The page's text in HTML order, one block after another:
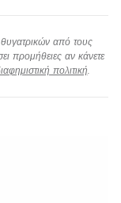
από τους
προμήθειες αν κάνετε
πολιτική.